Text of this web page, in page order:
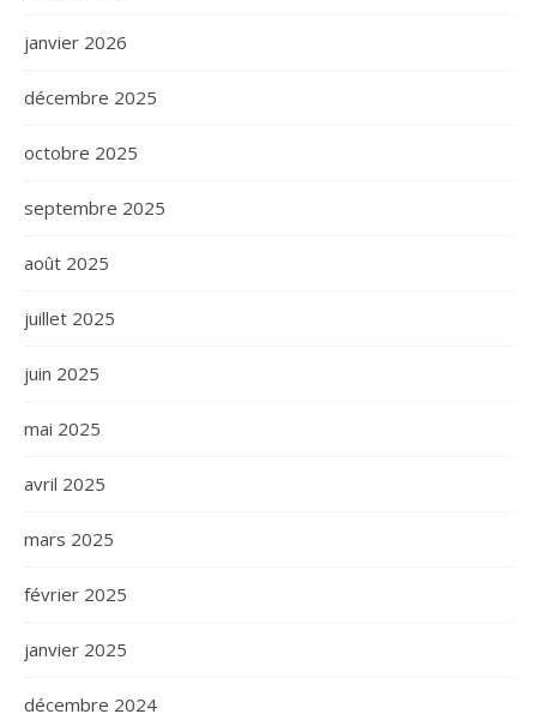
janvier 2026
décembre 2025
octobre 2025
septembre 2025
août 2025
juillet 2025
juin 2025
mai 2025
avril 2025
mars 2025
février 2025
janvier 2025
décembre 2024